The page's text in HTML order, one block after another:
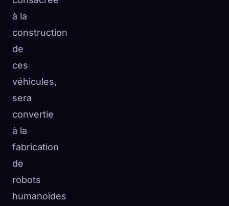
à la
construction
de
ces
véhicules,
sera
convertie
à la
fabrication
de
robots
humanoïdes